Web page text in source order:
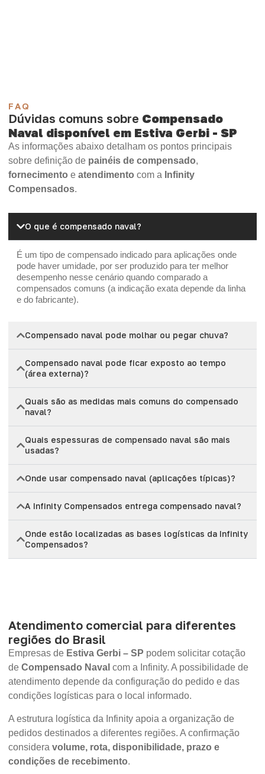
FAQ
Dúvidas comuns sobre Compensado
Naval disponível em Estiva Gerbi - SP
As informações abaixo detalham os pontos principais
sobre definição de painéis de compensado,
fornecimento e atendimento com a Infinity
Compensados.
O que é compensado naval?
É um tipo de compensado indicado para aplicações onde
pode haver umidade, por ser produzido para ter melhor
desempenho nesse cenário quando comparado a
compensados comuns (a indicação exata depende da linha
e do fabricante).
Compensado naval pode molhar ou pegar chuva?
Compensado naval pode ficar exposto ao tempo
(área externa)?
Quais são as medidas mais comuns do compensado
naval?
Quais espessuras de compensado naval são mais
usadas?
Onde usar compensado naval (aplicações típicas)?
A Infinity Compensados entrega compensado naval?
Onde estão localizadas as bases logísticas da Infinity
Compensados?
Atendimento comercial para diferentes
regiões do Brasil
Empresas de Estiva Gerbi – SP podem solicitar cotação
de Compensado Naval com a Infinity. A possibilidade de
atendimento depende da configuração do pedido e das
condições logísticas para o local informado.
A estrutura logística da Infinity apoia a organização de
pedidos destinados a diferentes regiões. A confirmação
considera volume, rota, disponibilidade, prazo e
condições de recebimento.